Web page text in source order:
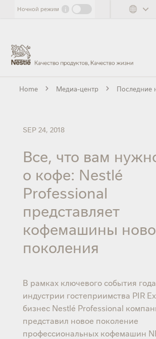
content
Ночной режим i
Home Медиа-центр Последние
Все, что вам
о кофе: Nestlé
Professional
представляет
кофемашины
поколения
SEP 24, 2018
В рамках ключевого события
индустрии гостеприимства PIR
бизнес Nestlé Professional
представил новое поколение
профессиональных кофемашин